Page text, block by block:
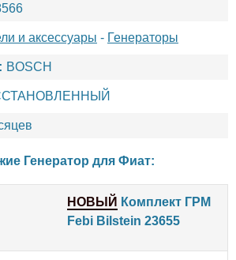
и аксессуары - Генераторы
BOSCH
Генератор для Фиат:
НОВЫЙ Комплект ГРМ
Febi Bilstein 23655